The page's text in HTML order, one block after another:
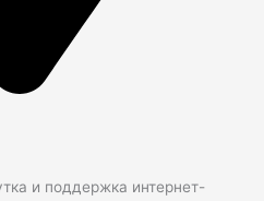
и поддержка интернет-